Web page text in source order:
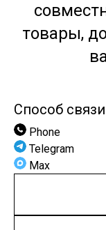
товары,
Способ связи
Phone
Telegram
Max